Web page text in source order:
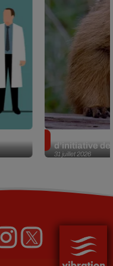
31 juillet 2026
d’initiative